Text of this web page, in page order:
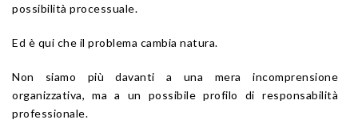
possibilità processuale.
Ed è qui che il problema cambia natura.
Non siamo più davanti a una mera incomprensione
organizzativa, ma a un possibile profilo di responsabilità
professionale.